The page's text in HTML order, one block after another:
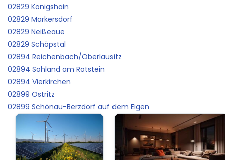
02829 Königshain
02829 Markersdorf
02829 Neißeaue
02829 Schöpstal
02894 Reichenbach/Oberlausitz
02894 Sohland am Rotstein
02894 Vierkirchen
02899 Ostritz
02899 Schönau-Berzdorf auf dem Eigen